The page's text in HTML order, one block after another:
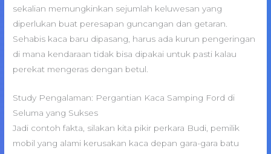
sekalian memungkinkan sejumlah keluwesan yang
diperlukan buat peresapan guncangan dan getaran.
Sehabis kaca baru dipasang, harus ada kurun pengeringan
di mana kendaraan tidak bisa dipakai untuk pasti kalau
perekat mengeras dengan betul.
Study Pengalaman: Pergantian Kaca Samping Ford di
Seluma yang Sukses
Jadi contoh fakta, silakan kita pikir perkara Budi, pemilik
mobil yang alami kerusakan kaca depan gara-gara batu